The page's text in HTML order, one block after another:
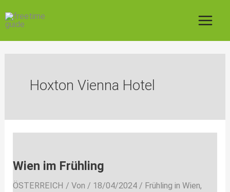
Inhalt
Hoxton Vienna Hotel
Wien im Frühling
ÖSTERREICH / Von/ 18/04/2024/ Frühling in Wien,
Frühling